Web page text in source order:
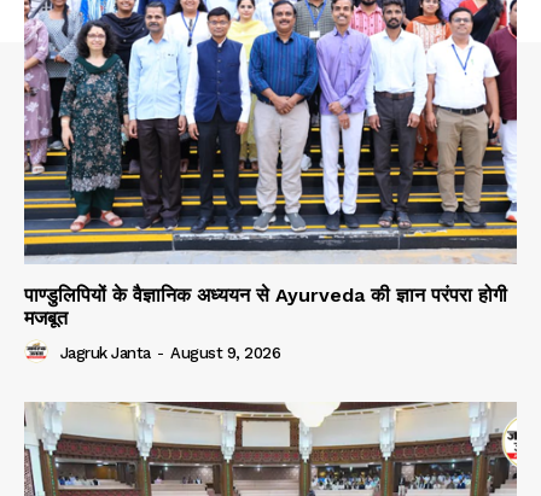
पाण्डुलिपियों के वैज्ञानिक अध्ययन से Ayurveda की ज्ञान परंपरा होगी
मजबूत
Jagruk Janta - August 9, 2026